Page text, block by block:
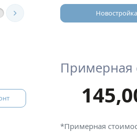
Новостройка
Примерная
*Примерная